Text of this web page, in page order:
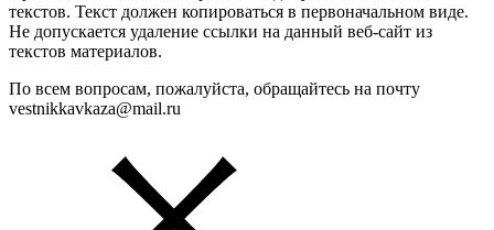
текстов. Текст должен копироваться в первоначальном виде.
Не допускается удаление ссылки на данный веб-сайт из
текстов материалов.
По всем вопросам, пожалуйста, обращайтесь на почту
vestnikkavkaza@mail.ru